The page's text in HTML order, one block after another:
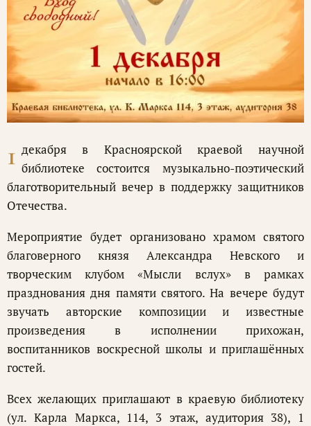
1 декабря в Красноярской краевой научной
библиотеке состоится музыкально-поэтический
благотворительный вечер в поддержку защитников
Отечества.
Мероприятие будет организовано храмом святого
благоверного князя Александра Невского и
творческим клубом «Мысли вслух» в рамках
празднования дня памяти святого. На вечере будут
звучать авторские композиции и известные
произведения в исполнении прихожан,
воспитанников воскресной школы и приглашённых
гостей.
Всех желающих приглашают в краевую библиотеку
(ул. Карла Маркса, 114, 3 этаж, аудитория 38), 1